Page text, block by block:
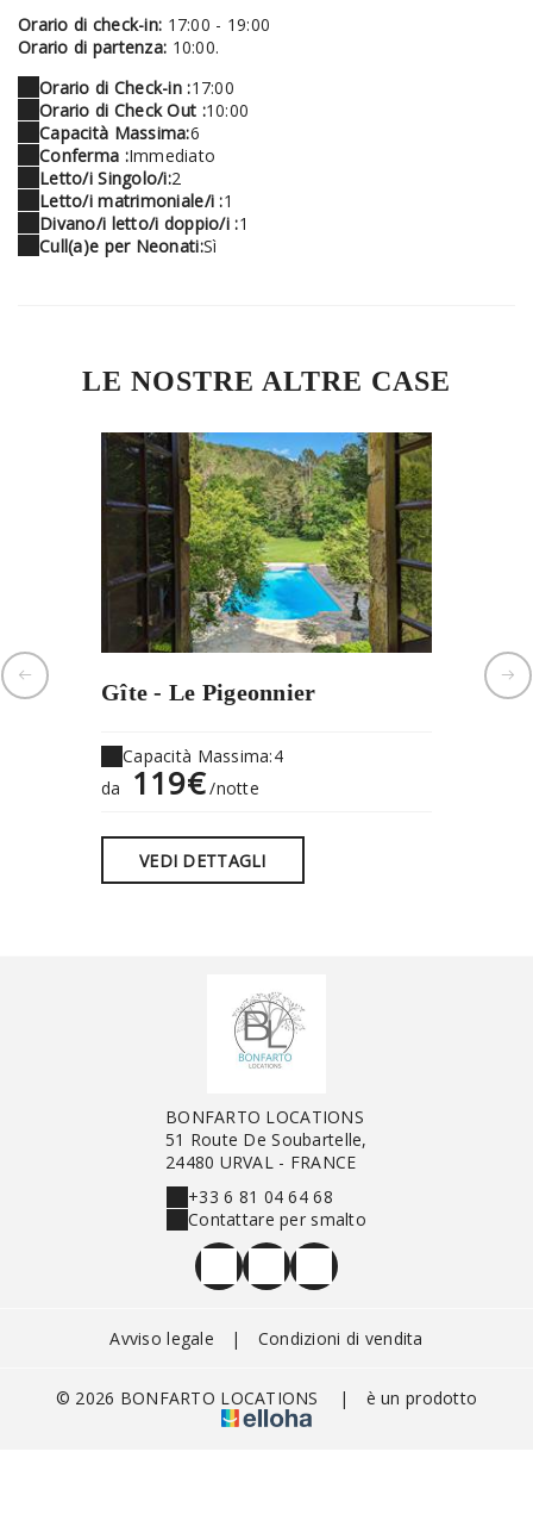
Orario di check-in: 17:00 - 19:00
Orario di partenza: 10:00.
Orario di Check-in :17:00
Orario di Check Out :10:00
Capacità Massima:6
Conferma :Immediato
Letto/i Singolo/i:2
Letto/i matrimoniale/i :1
Divano/i letto/i doppio/i :1
Cull(a)e per Neonati:Sì
LE NOSTRE ALTRE CASE
Gîte - Le Pigeonnier
Capacità Massima:4
da
119€/notte
VEDI DETTAGLI
BONFARTO LOCATIONS
51 Route De Soubartelle,
24480 URVAL - FRANCE
+33 6 81 04 64 68
Contattare per smalto
Avviso legale | Condizioni di vendita
© 2026 BONFARTO LOCATIONS | è un prodotto